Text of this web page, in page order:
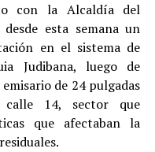
con la Alcaldía del
esta semana un
en el sistema de
Judibana, luego de
de 24 pulgadas
14, sector que
que afectaban la